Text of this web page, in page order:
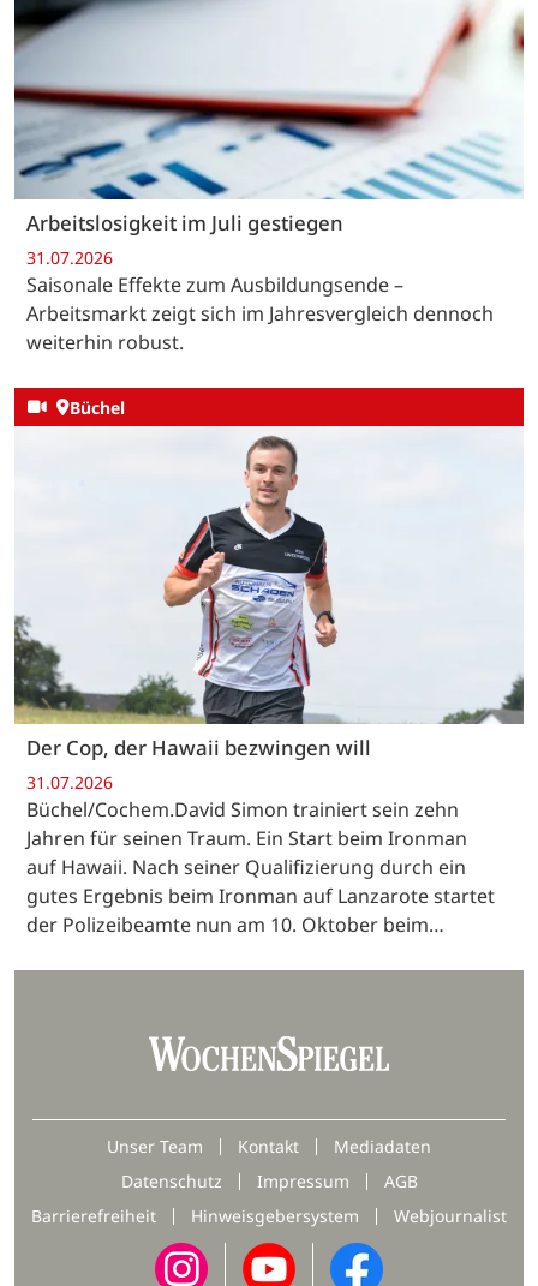
Arbeitslosigkeit im Juli gestiegen
31.07.2026
Saisonale Effekte zum Ausbildungsende –
Arbeitsmarkt zeigt sich im Jahresvergleich dennoch
weiterhin robust.
Büchel
Der Cop, der Hawaii bezwingen will
31.07.2026
Büchel/Cochem.David Simon trainiert sein zehn
Jahren für seinen Traum. Ein Start beim Ironman
auf Hawaii. Nach seiner Qualifizierung durch ein
gutes Ergebnis beim Ironman auf Lanzarote startet
der Polizeibeamte nun am 10. Oktober beim…
Unser Team Kontakt
Mediadaten
Datenschutz
Impressum
AGB
Barrierefreiheit
Hinweisgebersystem Webjournalist